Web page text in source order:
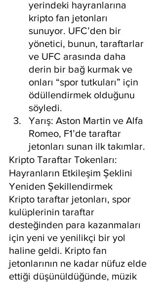
yerindeki hayranlarına
kripto fan jetonları
sunuyor. UFC’den bir
yönetici, bunun, taraftarlar
ve UFC arasında daha
derin bir bağ kurmak ve
onları “spor tutkuları” için
ödüllendirmek olduğunu
söyledi.
Yarış: Aston Martin ve Alfa
Romeo, F1’de taraftar
jetonları sunan ilk takımlar.
Kripto Taraftar Tokenları:
Hayranların Etkileşim Şeklini
Yeniden Şekillendirmek
Kripto taraftar jetonları, spor
kulüplerinin taraftar
desteğinden para kazanmaları
için yeni ve yenilikçi bir yol
haline geldi. Kripto fan
jetonlarının ne kadar nüfuz elde
ettiği düşünüldüğünde, müzik